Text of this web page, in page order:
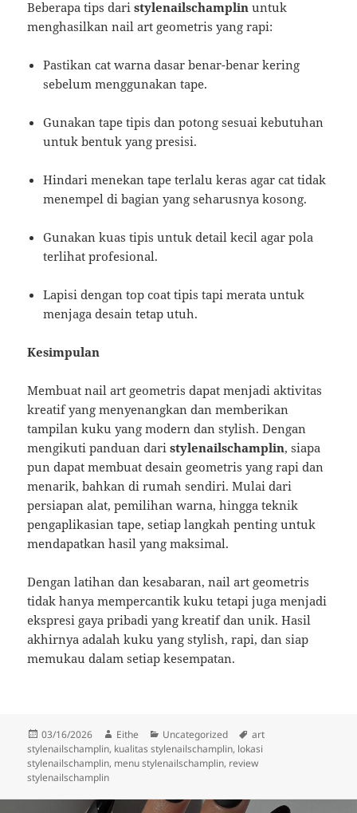
Beberapa tips daristylenailschamplin untuk
menghasilkan nail art geometris yang rapi:
Pastikan cat warna dasar benar-benar kering
sebelum menggunakan tape.
Gunakan tape tipis dan potong sesuai kebutuhan
untuk bentuk yang presisi.
Hindari menekan tape terlalu keras agar cat tidak
menempel di bagian yang seharusnya kosong.
Gunakan kuas tipis untuk detail kecil agar pola
terlihat profesional.
Lapisi dengan top coat tipis tapi merata untuk
menjaga desain tetap utuh.
Kesimpulan
Membuat nail art geometris dapat menjadi aktivitas
kreatif yang menyenangkan dan memberikan
tampilan kuku yang modern dan stylish. Dengan
mengikuti panduan daristylenailschamplin, siapa
pun dapat membuat desain geometris yang rapi dan
menarik, bahkan di rumah sendiri. Mulai dari
persiapan alat, pemilihan warna, hingga teknik
pengaplikasian tape, setiap langkah penting untuk
mendapatkan hasil yang maksimal.
Dengan latihan dan kesabaran, nail art geometris
tidak hanya mempercantik kuku tetapi juga menjadi
ekspresi gaya pribadi yang kreatif dan unik. Hasil
akhirnya adalah kuku yang stylish, rapi, dan siap
memukau dalam setiap kesempatan.
Posted
on
03/16/2026 Author
Eithe Categories
Uncategorized Tags
art
stylenailschamplin, kualitas stylenailschamplin, lokasi
stylenailschamplin, menu stylenailschamplin, review
stylenailschamplin